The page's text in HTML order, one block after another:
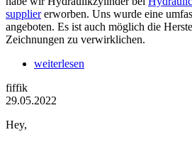
suppliererworben. Uns wurde eine
angeboten. Es ist auch möglich die
Zeichnungen zu verwirklichen.
weiterlesen
fiffik
29.05.2022
Hey,